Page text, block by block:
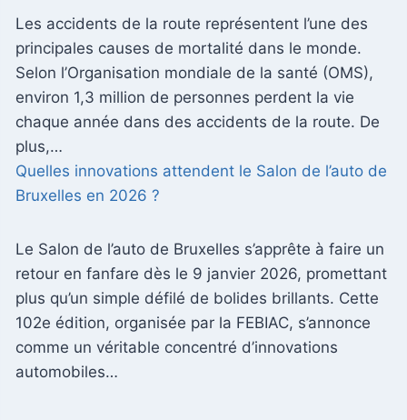
Les accidents de la route représentent l’une des
principales causes de mortalité dans le monde.
Selon l’Organisation mondiale de la santé (OMS),
environ 1,3 million de personnes perdent la vie
chaque année dans des accidents de la route. De
plus,…
Quelles innovations attendent le Salon de l’auto de
Bruxelles en 2026 ?
Le Salon de l’auto de Bruxelles s’apprête à faire un
retour en fanfare dès le 9 janvier 2026, promettant
plus qu’un simple défilé de bolides brillants. Cette
102e édition, organisée par la FEBIAC, s’annonce
comme un véritable concentré d’innovations
automobiles…